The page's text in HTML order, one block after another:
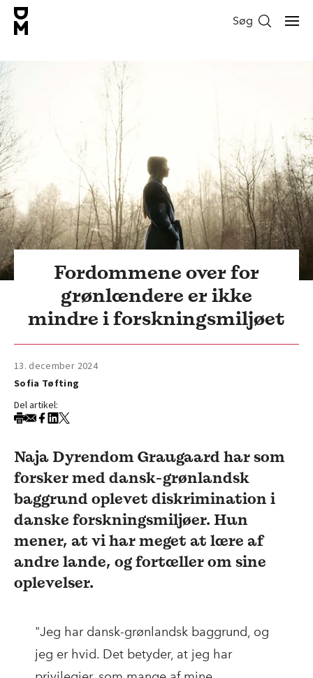
Søg
Fordommene over for
grønlændere er ikke
mindre i forskningsmiljøet
13. december 2024
Sofia Tøfting
Del artikel:
Naja Dyrendom Graugaard har som
forsker med dansk-grønlandsk
baggrund oplevet diskrimination i
danske forskningsmiljøer. Hun
mener, at vi har meget at lære af
andre lande, og fortæller om sine
oplevelser.
"Jeg har dansk-grønlandsk baggrund, og
jeg er hvid. Det betyder, at jeg har